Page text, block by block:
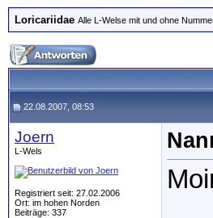
Loricariidae Alle L-Welse mit und ohne
22.08.2007, 08:53
Joern
L-Wels
Registriert seit: 27.02.2006
Ort: im hohen Norden
Beiträge: 337